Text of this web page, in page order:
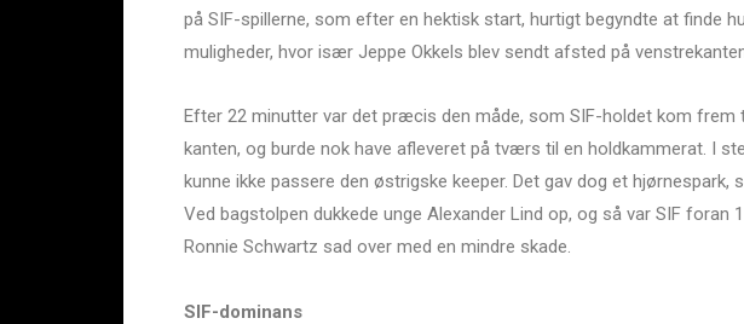
på SIF-spillerne, som efter en hektisk start, hurtigt begyndte at finde
muligheder, hvor især Jeppe Okkels blev sendt afsted på
Efter 22 minutter var det præcis den måde, som SIF-holdet kom frem
kanten, og burde nok have afleveret på tværs til en holdkammerat. I
kunne ikke passere den østrigske keeper. Det gav dog et
Ved bagstolpen dukkede unge Alexander Lind op, og så var SIF
Ronnie Schwartz sad over med en mindre skade.
SIF-dominans